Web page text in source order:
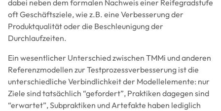
dabei neben dem formalen Nachweis einer Reifegradstufe
oft Geschäftsziele, wie z.B. eine Verbesserung der
Produktqualität oder die Beschleunigung der
Durchlaufzeiten.
Ein wesentlicher Unterschied zwischen TMMi und anderen
Referenzmodellen zur Testprozessverbesserung ist die
unterschiedliche Verbindlichkeit der Modellelemente: nur
Ziele sind tatsächlich “gefordert”, Praktiken dagegen sind
“erwartet”, Subpraktiken und Artefakte haben lediglich